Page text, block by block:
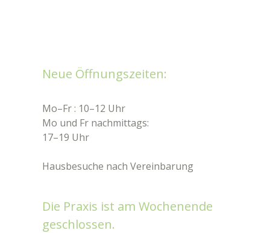
Neue Öffnungszeiten:
Mo–Fr : 10–12 Uhr
Mo und Fr nachmittags:
17–19 Uhr
Hausbesuche nach Vereinbarung
Die Praxis ist am Wochenende
geschlossen.